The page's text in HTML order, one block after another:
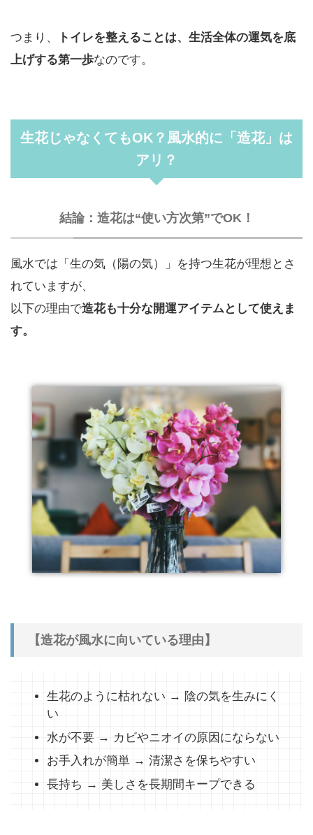
つまり、
トイレを整えることは、生活全体の運気を底
上げする第一歩なのです。
生花じゃなくてもOK？風水的に「造花」は
アリ？
結論：造花は“使い方次第”でOK！
風水では「生の気（陽の気）」を持つ生花が理想とさ
れていますが、
以下の理由で造花も十分な開運アイテムとして使えま
す。
【造花が風水に向いている理由】
生花のように枯れない → 陰の気を生みにく
い
水が不要 → カビやニオイの原因にならない
お手入れが簡単 → 清潔さを保ちやすい
長持ち → 美しさを長期間キープできる